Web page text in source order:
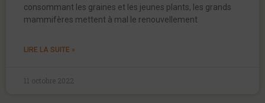
consommant les graines et les jeunes plants, les grands
mammifères mettent à mal le renouvellement
LIRE LA SUITE »
11 octobre 2022